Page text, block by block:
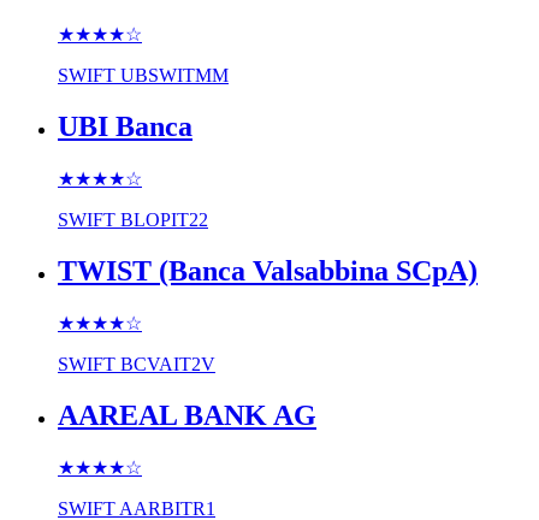
★★★★☆
SWIFT UBSWITMM
UBI Banca
★★★★☆
SWIFT BLOPIT22
TWIST (Banca Valsabbina SCpA)
★★★★☆
SWIFT BCVAIT2V
AAREAL BANK AG
★★★★☆
SWIFT AARBITR1